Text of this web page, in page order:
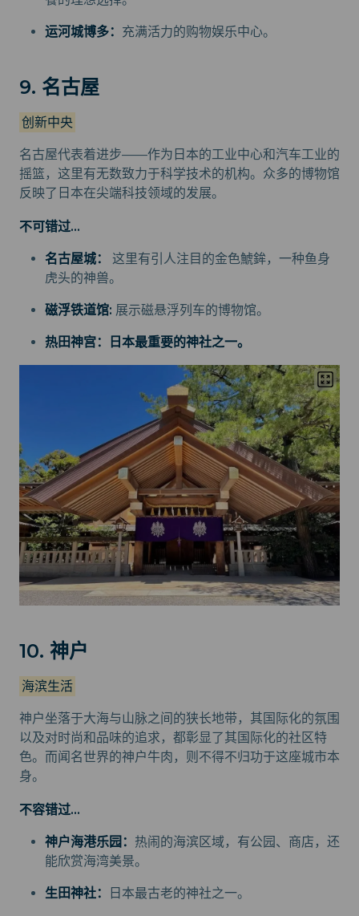
运河城博多： 充满活力的购物娱乐中心。
9. 名古屋
创新中央
名古屋代表着进步——作为日本的工业中心和汽车工业的
摇篮，这里有无数致力于科学技术的机构。众多的博物馆
反映了日本在尖端科技领域的发展。
不可错过...
名古屋城：
这里有引人注目的金色鯱鉾，一种鱼身
虎头的神兽。
磁浮铁道馆: 展示磁悬浮列车的博物馆。
热田神宫：日本最重要的神社之一。
10. 神户
海滨生活
神户坐落于大海与山脉之间的狭长地带，其国际化的氛围
以及对时尚和品味的追求，都彰显了其国际化的社区特
色。而闻名世界的神户牛肉，则不得不归功于这座城市本
身。
不容错过...
神户海港乐园： 热闹的海滨区域，有公园、商店，还
能欣赏海湾美景。
生田神社： 日本最古老的神社之一。